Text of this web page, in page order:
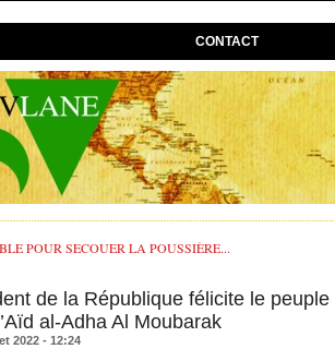
CONTACT
POUR SECOUER LA POUSSIÈRE...
de la République félicite le
al-Adha Al Moubarak
2022 - 12:24